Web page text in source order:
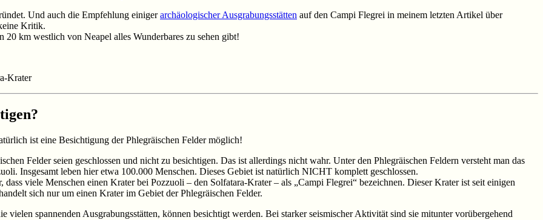
Und auch die Empfehlung einigerarchäologischer Ausgrabungsstätten auf den Campi Flegrei in meinem letzten Artikel über
Kritik.
km westlich von Neapel alles Wunderbares zu sehen gibt!
Krater
ist eine Besichtigung der Phlegräischen Felder möglich!
Felder seien geschlossen und nicht zu besichtigen. Das ist allerdings nicht wahr. Unter den Phlegräischen Feldern versteht man das
Insgesamt leben hier etwa 100.000 Menschen. Dieses Gebiet ist natürlich NICHT komplett geschlossen.
viele Menschen einen Krater bei Pozzuoli – den Solfatara-Krater – als „Campi Flegrei“ bezeichnen. Dieser Krater ist seit einigen
sich nur um einen Krater im Gebiet der Phlegräischen Felder.
spannenden Ausgrabungsstätten, können besichtigt werden. Bei starker seismischer Aktivität sind sie mitunter vorübergehend